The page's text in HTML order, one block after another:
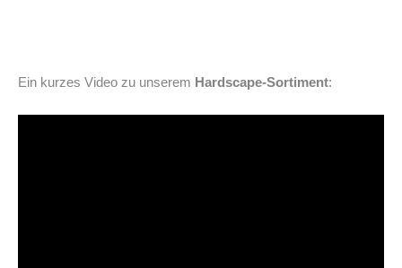
Ein kurzes Video zu unserem Hardscape-Sortiment: